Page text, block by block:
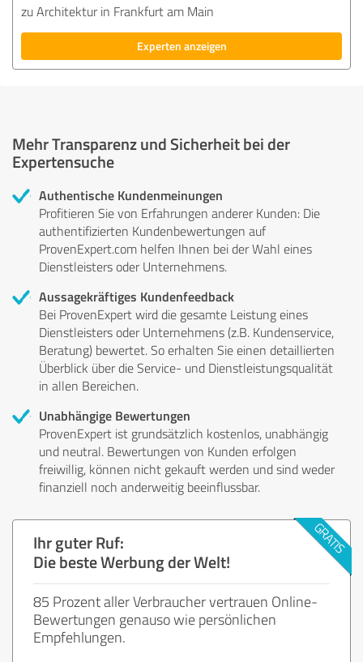
zu Architektur in Frankfurt am Main
Experten anzeigen
Mehr Transparenz und Sicherheit bei der
Expertensuche
Authentische Kundenmeinungen
Profitieren Sie von Erfahrungen anderer Kunden: Die
authentifizierten Kundenbewertungen auf
ProvenExpert.com helfen Ihnen bei der Wahl eines
Dienstleisters oder Unternehmens.
Aussagekräftiges Kundenfeedback
Bei ProvenExpert wird die gesamte Leistung eines
Dienstleisters oder Unternehmens (z.B. Kundenservice,
Beratung) bewertet. So erhalten Sie einen detaillierten
Überblick über die Service- und Dienstleistungsqualität
in allen Bereichen.
Unabhängige Bewertungen
ProvenExpert ist grundsätzlich kostenlos, unabhängig
und neutral. Bewertungen von Kunden erfolgen
freiwillig, können nicht gekauft werden und sind weder
finanziell noch anderweitig beeinflussbar.
Ihr guter Ruf:
Die beste Werbung der Welt!
85 Prozent aller Verbraucher vertrauen Online-
Bewertungen genauso wie persönlichen
Empfehlungen.